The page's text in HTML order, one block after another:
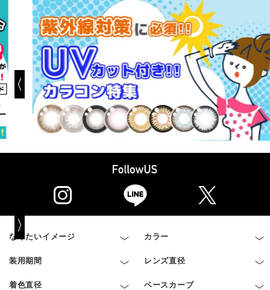
なりたいイメージ カラー
装用期間 レンズ直径
着色直径 ベースカーブ